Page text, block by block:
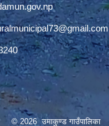
© 2026 उमाकुण्ड गाउँपालिका